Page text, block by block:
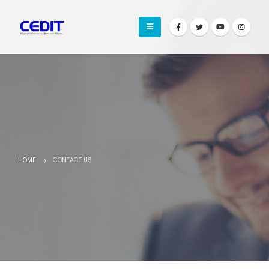
HOME CONTACT US